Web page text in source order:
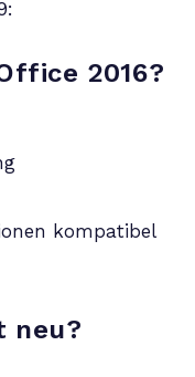
2016?
kompatibel
neu?